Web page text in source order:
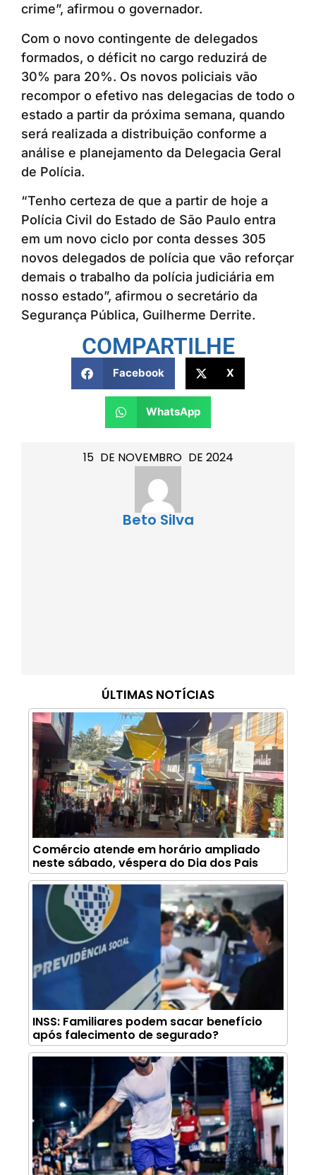
15 DE NOVEMBRO DE 2024
Beto Silva
ÚLTIMAS NOTÍCIAS
Comércio atende em horário ampliado
neste sábado, véspera do Dia dos Pais
INSS: Familiares podem sacar benefício
após falecimento de segurado?
crime”, afirmou o governador.
Com o novo contingente de delegados
formados, o déficit no cargo reduzirá de
30% para 20%. Os novos policiais vão
recompor o efetivo nas delegacias de todo o
estado a partir da próxima semana, quando
será realizada a distribuição conforme a
análise e planejamento da Delegacia Geral
de Polícia.
“Tenho certeza de que a partir de hoje a
Polícia Civil do Estado de São Paulo entra
em um novo ciclo por conta desses 305
novos delegados de polícia que vão reforçar
demais o trabalho da polícia judiciária em
nosso estado”, afirmou o secretário da
Segurança Pública, Guilherme Derrite.
COMPARTILHE
Facebook X
WhatsApp